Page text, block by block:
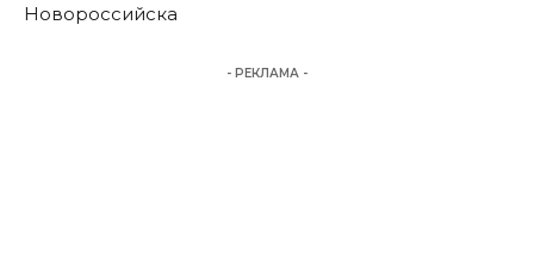
Новороссийска
- РЕКЛАМА -